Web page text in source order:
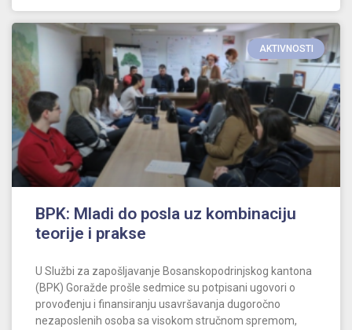
AKTIVNOSTI
BPK: Mladi do posla uz kombinaciju
teorije i prakse
U Službi za zapošljavanje Bosanskopodrinjskog kantona
(BPK) Goražde prošle sedmice su potpisani ugovori o
provođenju i finansiranju usavršavanja dugoročno
nezaposlenih osoba sa visokom stručnom spremom,